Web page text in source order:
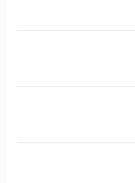
که به طلای مایع
مراقبت مو آرگان
پوست سر نیز مفید